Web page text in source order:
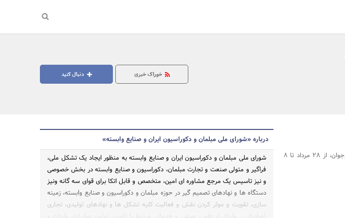
جستجو
دنبال کنید خوراک خبری
دهمین نمایشگاه برترین محصولات کودک و نوجوان، از 28 مرداد تا 8
درباره «شورای ملی مبلمان و دکوراسیون ایران و صنایع وابسته»
شورای ملی مبلمان و دکوراسیون ایران و صنایع وابسته به منظور ایجاد یک تشکل ملی،
فراگیر و متولی صنعت و تجارت مبلمان، دکوراسیون و صنایع وابسته در بخش خصوصی
و نیز تاسیس یک مرجع مشاوره ای امین، متخصص و قابل اتکا برای قوای سه گانه ونیز
دستگاه ها و نهادهای تصمیم گیر در حوزه مبلمان و دکوراسیون و صنایع وابسته، زمینه
سازی، تقویت و موثر کردن نقش و فعالیت کلیه تشکل ها و نهادهای تولیدی، تجاری